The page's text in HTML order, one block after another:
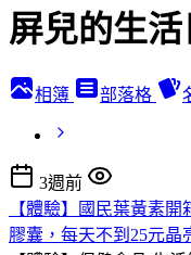
屏兒的生
相簿 部落格
3週前
【體驗】國民葉黃素
膠囊，每天不到25元晶